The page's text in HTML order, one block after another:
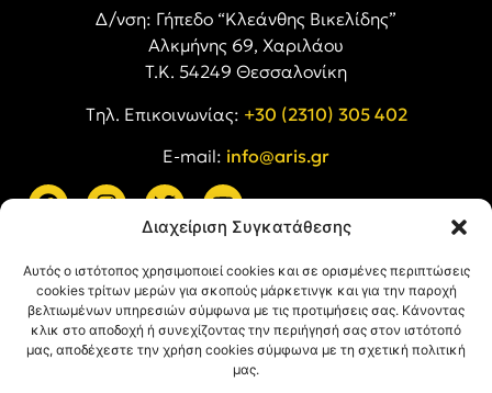
Διαχείριση Συγκατάθεσης
Αυτός ο ιστότοπος χρησιμοποιεί cookies και σε ορισμένες περιπτώσεις
cookies τρίτων μερών για σκοπούς μάρκετινγκ και για την παροχή
βελτιωμένων υπηρεσιών σύμφωνα με τις προτιμήσεις σας. Κάνοντας
κλικ στο αποδοχή ή συνεχίζοντας την περιήγησή σας στον ιστότοπό
μας, αποδέχεστε την χρήση cookies σύμφωνα με τη σχετική πολιτική
μας.
Δ/νση: Γήπεδο “Κλεάνθης Βικελίδης”
Αλκμήνης 69, Χαριλάου
Τ.Κ. 54249 Θεσσαλονίκη
Tηλ. Επικοινωνίας: +30 (2310) 305 402
E-mail: info@aris.gr